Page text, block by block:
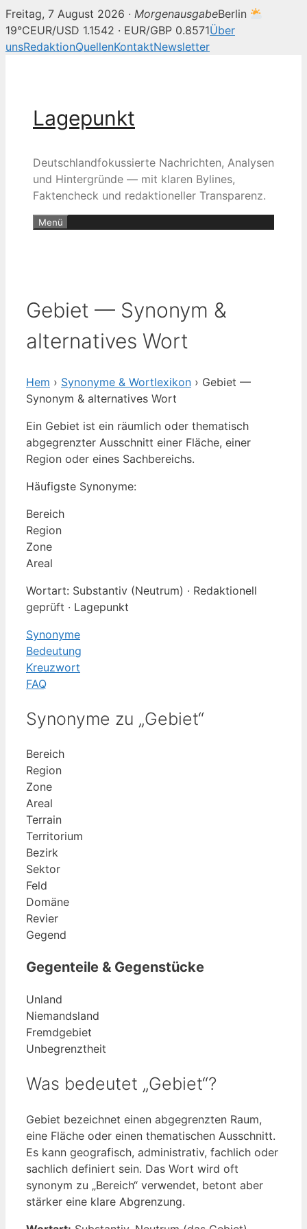
Freitag, 7 August 2026 · MorgenausgabeBerlin
19°CEUR/USD 1.1542 · EUR/GBP 0.8571Über
unsRedaktionQuellenKontaktNewsletter
Lagepunkt
Deutschlandfokussierte Nachrichten, Analysen
und Hintergründe — mit klaren Bylines,
Faktencheck und redaktioneller Transparenz.
Menü
Gebiet — Synonym &
alternatives Wort
Hem › Synonyme & Wortlexikon › Gebiet —
Synonym & alternatives Wort
Ein Gebiet ist ein räumlich oder thematisch
abgegrenzter Ausschnitt einer Fläche, einer
Region oder eines Sachbereichs.
Häufigste Synonyme:
Bereich
Region
Zone
Areal
Wortart: Substantiv (Neutrum) · Redaktionell
geprüft · Lagepunkt
Synonyme
Bedeutung
Kreuzwort
FAQ
Synonyme zu „Gebiet“
Bereich
Region
Zone
Areal
Terrain
Territorium
Bezirk
Sektor
Feld
Domäne
Revier
Gegend
Gegenteile & Gegenstücke
Unland
Niemandsland
Fremdgebiet
Unbegrenztheit
Was bedeutet „Gebiet“?
Gebiet bezeichnet einen abgegrenzten Raum,
eine Fläche oder einen thematischen Ausschnitt.
Es kann geografisch, administrativ, fachlich oder
sachlich definiert sein. Das Wort wird oft
synonym zu „Bereich“ verwendet, betont aber
stärker eine klare Abgrenzung.